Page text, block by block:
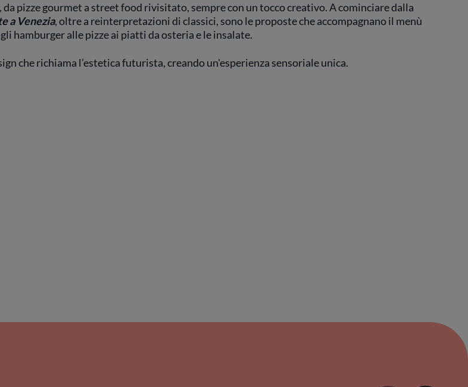
pizze gourmet a street food rivisitato, sempre con un tocco creativo. A cominciare dalla
a Venezia, oltre a reinterpretazioni di classici, sono le proposte che accompagnano il menù
hamburger alle pizze ai piatti da osteria e le insalate.
che richiama l’estetica futurista, creando un'esperienza sensoriale unica.